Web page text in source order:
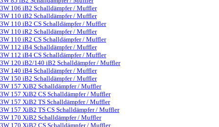
3W 106 iB2 Schalldämpfer / Muffler
3W 110 iB2 Schalldämpfer / Muffler
3W 110 iB2 CS Schalldämpfer / Muffler
3W 110 iR2 Schalldämpfer / Muffler
3W 110 iR2 CS Schalldämpfer / Muffler
3W 112 iB4 Schalldämpfer / Muffler
3W 112 iB4 CS Schalldämpfer / Muffler
3W 120 iB2/140 iB2 Schalldämpfer / Muffler
3W 140 iB4 Schalldämpfer / Muffler
3W 150 iB2 Schalldämpfer / Muffler
3W 157 XiB2 Schalldämpfer / Muffler
3W 157 XiB2 CS Schalldämpfer / Muffler
3W 157 XiB2 TS Schalldämpfer / Muffler
3W 157 XiB2 TS CS Schalldämpfer / Muffler
3W 170 XiB2 Schalldämpfer / Muffler
3W 170 XiB2 CS Schalldämpfer / Muffler